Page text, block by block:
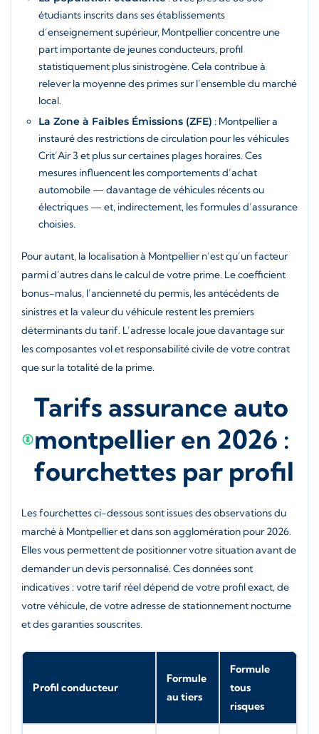
étudiants inscrits dans ses établissements
d’enseignement supérieur, Montpellier concentre une
part importante de jeunes conducteurs, profil
statistiquement plus sinistrogène. Cela contribue à
relever la moyenne des primes sur l’ensemble du marché
local.
La Zone à Faibles Émissions (ZFE) : Montpellier a
instauré des restrictions de circulation pour les véhicules
Crit’Air 3 et plus sur certaines plages horaires. Ces
mesures influencent les comportements d’achat
automobile — davantage de véhicules récents ou
électriques — et, indirectement, les formules d’assurance
choisies.
Pour autant, la localisation à Montpellier n’est qu’un facteur
parmi d’autres dans le calcul de votre prime. Le coefficient
bonus-malus, l’ancienneté du permis, les antécédents de
sinistres et la valeur du véhicule restent les premiers
déterminants du tarif. L’adresse locale joue davantage sur
les composantes vol et responsabilité civile de votre contrat
que sur la totalité de la prime.
Tarifs assurance auto
montpellier en 2026 :
fourchettes par profil
Les fourchettes ci-dessous sont issues des observations du
marché à Montpellier et dans son agglomération pour 2026.
Elles vous permettent de positionner votre situation avant de
demander un devis personnalisé. Ces données sont
indicatives : votre tarif réel dépend de votre profil exact, de
votre véhicule, de votre adresse de stationnement nocturne
et des garanties souscrites.
Profil conducteur
Formule
au tiers
Formule
tous
risques